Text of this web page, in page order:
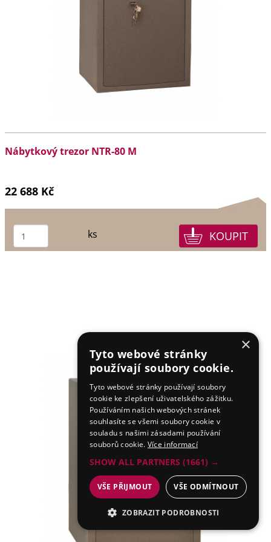
Nábytkový trezor NTR-80 M
22 688 Kč
ks
×
Tyto webové stránky
používají soubory cookie.
Tyto webové stránky používají soubory
cookie ke zlepšení uživatelského zážitku.
Používáním našich webových stránek
souhlasíte se všemi soubory cookie v
souladu s našimi zásadami používání
souborů cookie. Více informací
SHOW ALL PARTNERS (1661) →
VŠE PŘIJMOUT VŠE ODMÍTNOUT
ZOBRAZIT PODROBNOSTI
NEZBYTNÉ